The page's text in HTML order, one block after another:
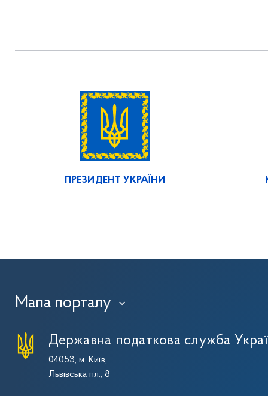
ПРЕЗИДЕНТ УКРАЇНИ
Мапа порталу ›
Державна податкова служба
04053, м. Київ,
Львівська пл., 8